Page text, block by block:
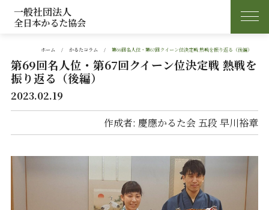
一般社団法人
全日本かるた協会
ホーム かるたコラム 第69回名人位・第67回クイーン位決定戦 熱戦を振り返る（後編）
第69回名人位・第67回クイーン位決定戦 熱戦を
振り返る（後編）
2023.02.19
作成者: 慶應かるた会 五段 早川裕章